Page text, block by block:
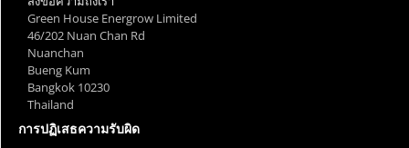
Green House Energrow Limited
46/202 Nuan Chan Rd
Nuanchan
Bueng Kum
Bangkok 10230
Thailand
การปฏิเสธความรับผิด